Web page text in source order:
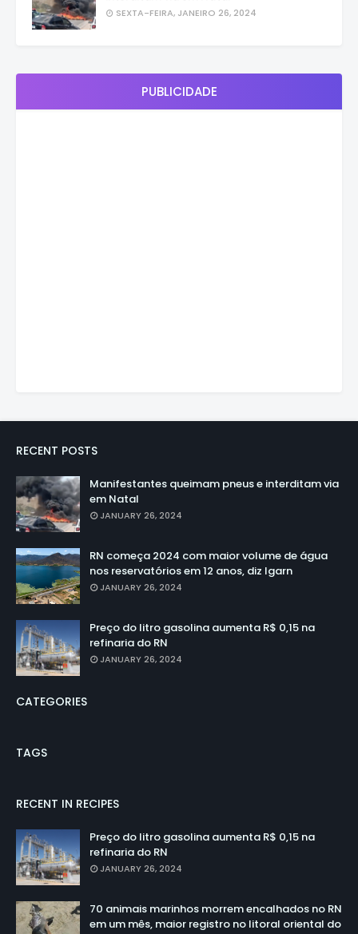
SEXTA-FEIRA, JANEIRO 26, 2024
PUBLICIDADE
RECENT POSTS
Manifestantes queimam pneus e interditam via
em Natal
JANUARY 26, 2024
RN começa 2024 com maior volume de água
nos reservatórios em 12 anos, diz Igarn
JANUARY 26, 2024
Preço do litro gasolina aumenta R$ 0,15 na
refinaria do RN
JANUARY 26, 2024
CATEGORIES
TAGS
RECENT IN RECIPES
Preço do litro gasolina aumenta R$ 0,15 na
refinaria do RN
JANUARY 26, 2024
70 animais marinhos morrem encalhados no RN
em um mês, maior registro no litoral oriental do